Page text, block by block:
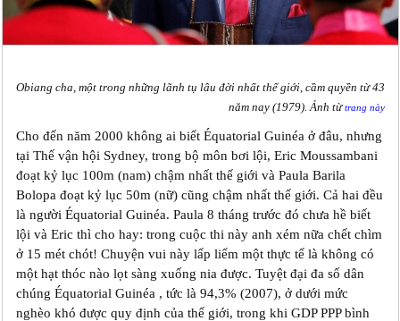
Obiang cha, một trong những lãnh tụ lâu đời nhất thế giới, cầm quyền từ 43
năm nay (1979). Ảnh từtrang này
Cho đến năm 2000 không ai biết Équatorial Guinéa ở đâu, nhưng
tại Thế vận hội Sydney, trong bộ môn bơi lội, Eric Moussambani
đoạt kỷ lục 100m (nam) chậm nhất thế giới và Paula Barila
Bolopa đoạt kỷ lục 50m (nữ) cũng chậm nhất thế giới. Cả hai đều
là người Équatorial Guinéa. Paula 8 tháng trước đó chưa hề biết
lội và Eric thì cho hay: trong cuộc thi này anh xém nữa chết chìm
ở 15 mét chót! Chuyện vui này lấp liếm một thực tế là không có
một hạt thóc nào lọt sàng xuống nia được. Tuyệt đại đa số dân
chúng Équatorial Guinéa , tức là 94,3% (2007), ở dưới mức
nghèo khó được quy định của thế giới, trong khi GDP PPP bình